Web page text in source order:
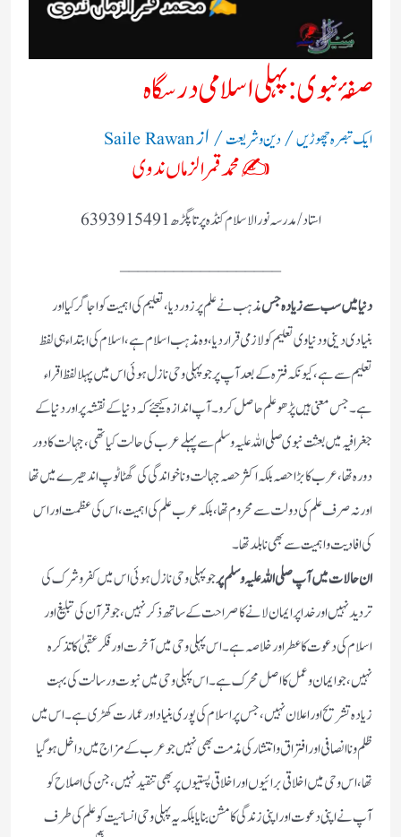
صفۂ نبوی :پہلی اسلامی درسگاہ
ایک تبصرہ چھوڑیں/دین و شریعت/ ازSaile Rawan
✍️محمد قمر الزماں ندوی
استاد/ مدرسہ نور الاسلام کنڈہ پرتاپگڑھ 6393915491
دنیا میں سب سے زیادہ جسمذہب نے علم پر زور دیا، تعلیم کی اہمیت کو اجاگر کیا اور
بنیادی دینی و دنیاوی تعلیم کو لازمی قرار دیا، وہ مذہب اسلام ہے ، اسلام کی ابتداء ہی لفظ
تعلیم سے ہے، کیونکہ فترہ کے بعد آپ پر جو پہلی وحی نازل ہوئی اس میں پہلا لفظ اقراء
ہے ۔ جس معنی ہیں پڑھو علم حاصل کرو ۔ آپ اندازہ کیجئے کہ دنیا کے نقشہ پر اور دنیا کے
جغرافیہ میں بعثت نبوی صلی اللہ علیہ وسلم سے پہلے عرب کی حالت کیا تھی، جہالت کا دور
دورہ تھا ،عرب کا بڑا حصہ بلکہ اکثر حصہ جہالت و ناخواندگی کی گھٹا ٹوپ اندھیرے میں تھا
اور نہ صرف علم کی دولت سے محروم تھا ،بلکہ عرب علم کی اہمیت ،اس کی عظمت اور اس
کی افادیت و اہمیت سے بھی نابلد تھا ۔
ان حالات میں آپ صلی اللہ علیہ وسلم پرجو پہلی وحی نازل ہوئی اس میں کفر و شرک کی
تردید نہیں اور خدا پر ایمان لانے کا صراحت کے ساتھ ذکر نہیں ،جو قرآن کی تبلیغ اور
اسلام کی دعوت کا عطر اور خلاصہ ہے ۔اس پہلی وحی میں آخرت اور فکر عقبیٰ کا تذکرہ
نہیں، جو ایمان و عمل کا اصل محرک ہے ۔ اس پہلی وحی میں نبوت و رسالت کی بہت
زیادہ تشریح اور اعلان نہیں، جس پر اسلام کی پوری بنیاد اور عمارت کھڑی ہے ۔ اس میں
ظلم و ناانصافی اور افتراق و انتشار کی مذمت بھی نہیں جو عرب کے مزاج میں داخل ہوگیا
تھا ،اس وحی میں اخلاقی برائیوں اور اخلاقی پستیوں پر بھی تنقید نہیں، جن کی اصلاح کو
آپ نے اپنی دعوت اور اپنی زندگی کا مشن بنایا بلکہ یہ پہلی وحی انسانیت کو علم کی طرف